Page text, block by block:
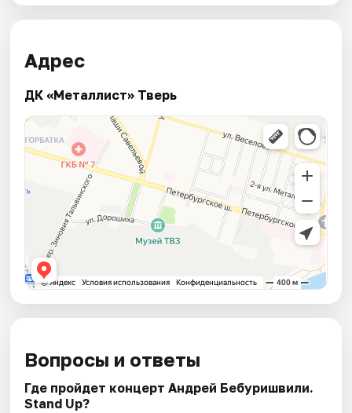
Адрес
ДК «Металлист» Тверь
Вопросы и ответы
Где пройдет концерт Андрей Бебуришвили.
Stand Up?